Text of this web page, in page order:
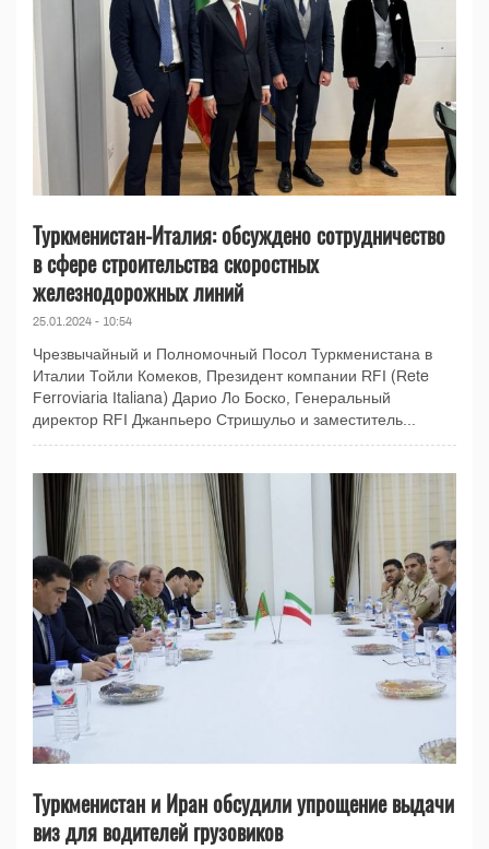
Туркменистан-Италия: обсуждено сотрудничество
в сфере строительства скоростных
железнодорожных линий
25.01.2024 - 10:54
Чрезвычайный и Полномочный Посол Туркменистана в
Италии Тойли Комеков, Президент компании RFI (Rete
Ferroviaria Italiana) Дарио Ло Боско, Генеральный
директор RFI Джанпьеро Стришульо и заместитель...
Туркменистан и Иран обсудили упрощение выдачи
виз для водителей грузовиков